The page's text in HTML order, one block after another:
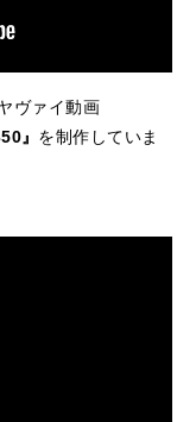
ヴァイ動画
』 を制作していま